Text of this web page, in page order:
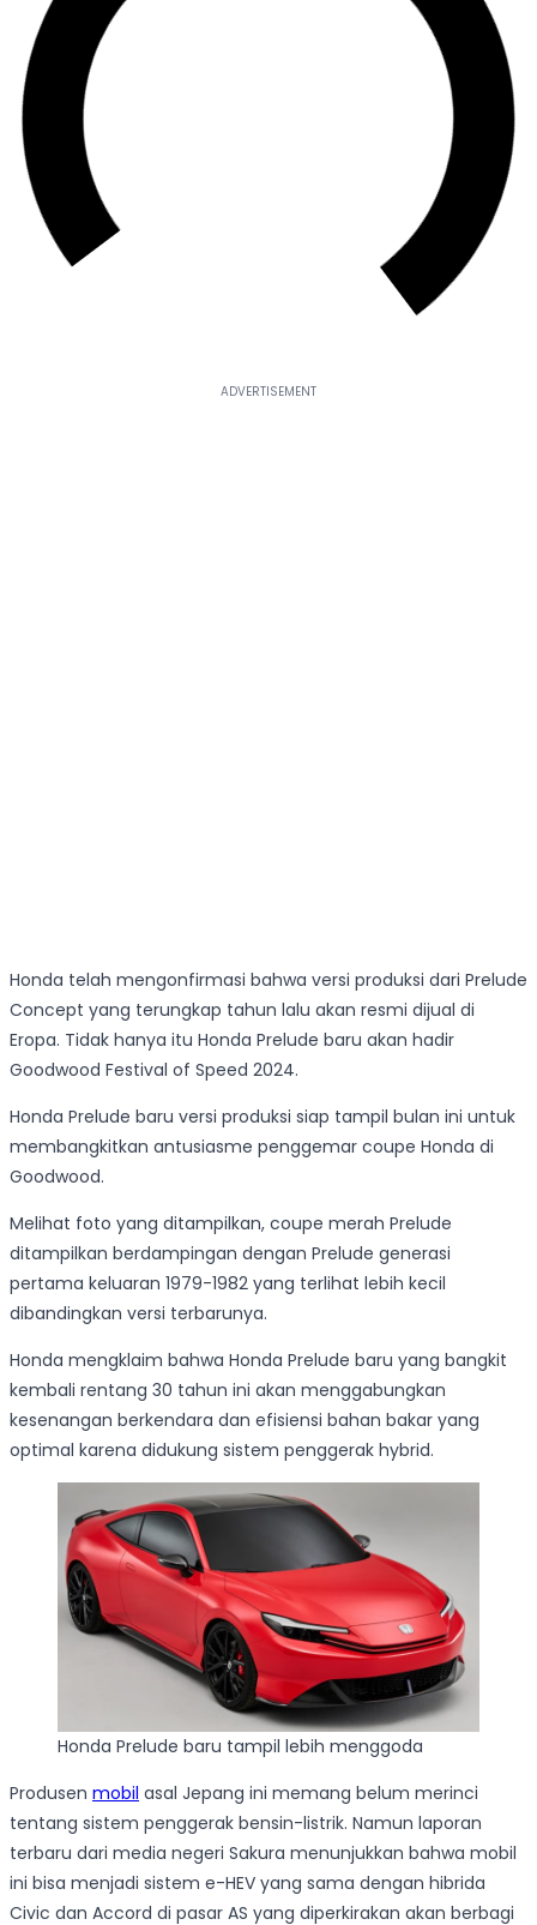
Honda telah mengonfirmasi bahwa versi produksi dari Prelude
Concept yang terungkap tahun lalu akan resmi dijual di
Eropa. Tidak hanya itu Honda Prelude baru akan hadir
Goodwood Festival of Speed 2024.
Honda Prelude baru versi produksi siap tampil bulan ini untuk
membangkitkan antusiasme penggemar coupe Honda di
Goodwood.
Melihat foto yang ditampilkan, coupe merah Prelude
ditampilkan berdampingan dengan Prelude generasi
pertama keluaran 1979-1982 yang terlihat lebih kecil
dibandingkan versi terbarunya.
Honda mengklaim bahwa Honda Prelude baru yang bangkit
kembali rentang 30 tahun ini akan menggabungkan
kesenangan berkendara dan efisiensi bahan bakar yang
optimal karena didukung sistem penggerak hybrid.
Honda Prelude baru tampil lebih menggoda
Produsen mobil asal Jepang ini memang belum merinci
tentang sistem penggerak bensin-listrik. Namun laporan
terbaru dari media negeri Sakura menunjukkan bahwa mobil
ini bisa menjadi sistem e-HEV yang sama dengan hibrida
Civic dan Accord di pasar AS yang diperkirakan akan berbagi